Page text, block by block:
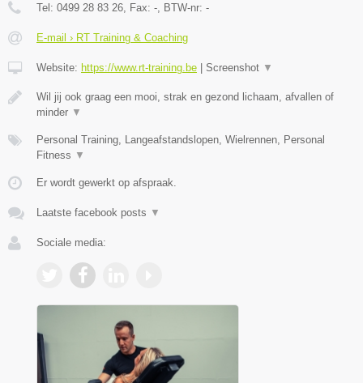
Tel: 0499 28 83 26 , Fax: - , BTW-nr: -
E-mail › RT Training & Coaching
Website: https://www.rt-training.be | Screenshot ▼
Wil jij ook graag een mooi, strak en gezond lichaam, afvallen of
minder ▼
Personal Training, Langeafstandslopen, Wielrennen, Personal
Fitness ▼
Er wordt gewerkt op afspraak.
Laatste facebook posts ▼
Sociale media: